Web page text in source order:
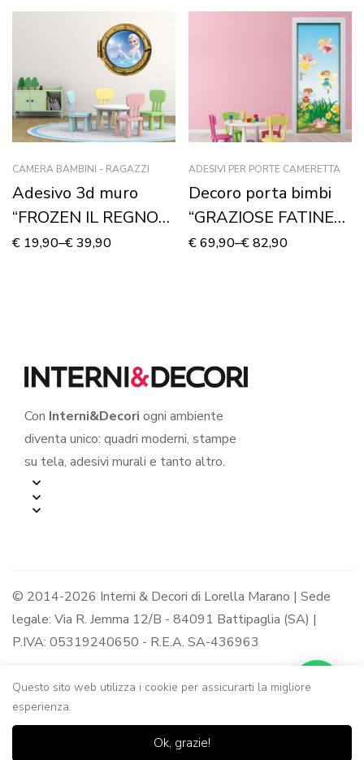
CAMERA BAMBINI - RAGAZZI
Adesivo 3d muro
“FROZEN IL REGNO
DI GHIACCIO: ELSA” –
€ 19,90–€39,90
ADESIVI PER PORTE CAMERETTA
Decoro porta bimbi
“GRAZIOSE FATINE
DEL BOSCO”
€69,90–€82,90
Con Interni&Decori ogni ambiente
diventa unico: quadri moderni, stampe
su tela, adesivi murali e tanto altro.
© 2014-2026 Interni & Decori di Lorella Marano | Sede
legale: Via R. Jemma 12/B - 84091 Battipaglia (SA) |
P.IVA: 05319240650 - R.E.A. SA-436963
Questo sito web utilizza i cookie per assicurarti la migliore
esperienza.
Ok, grazie!
0